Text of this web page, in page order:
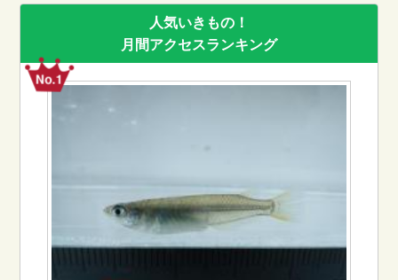
人気いきもの！
月間アクセスランキング